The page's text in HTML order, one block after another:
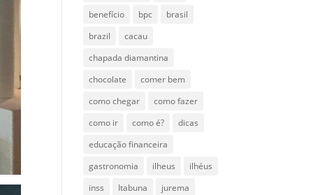
benefício
bpc
brasil
brazil
cacau
chapada diamantina
chocolate
comer bem
como chegar
como fazer
como ir
como é?
dicas
educação financeira
gastronomia
ilheus
ilhéus
inss
Itabuna
jurema